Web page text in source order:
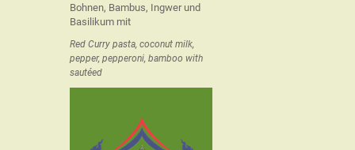
Bohnen, Bambus, Ingwer und
Basilikum mit
Red Curry pasta, coconut milk,
pepper, pepperoni, bamboo with
sautéed